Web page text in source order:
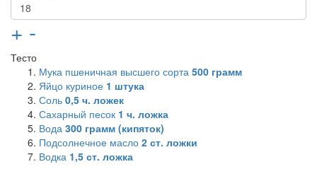
+ -
Тесто
Мука пшеничная высшего сорта 500 грамм
Яйцо куриное 1 штука
Соль 0,5 ч. ложек
Сахарный песок 1 ч. ложка
Вода 300 грамм (кипяток)
Подсолнечное масло 2 ст. ложки
Водка 1,5 ст. ложка